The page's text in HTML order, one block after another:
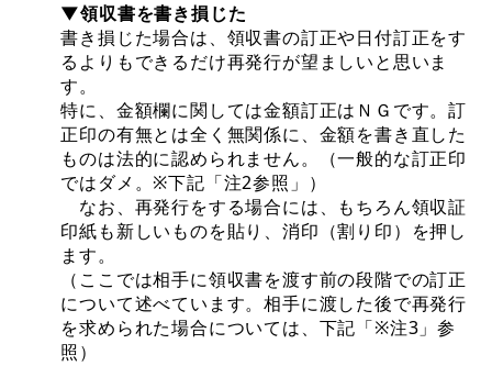
▼領収書を書き損じた
書き損じた場合は、領収書の訂正や日付訂正をす
るよりもできるだけ再発行が望ましいと思いま
す。
特に、金額欄に関しては金額訂正はＮＧです。訂
正印の有無とは全く無関係に、金額を書き直した
ものは法的に認められません。（一般的な訂正印
ではダメ。※下記「注2参照」）
なお、再発行をする場合には、もちろん領収証
印紙も新しいものを貼り、消印（割り印）を押し
ます。
（ここでは相手に領収書を渡す前の段階での訂正
について述べています。相手に渡した後で再発行
を求められた場合については、下記「※注3」参
照）